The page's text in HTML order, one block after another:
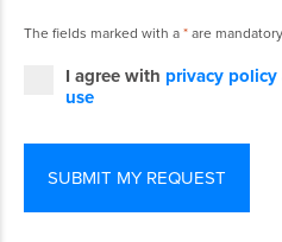
The fields marked with a * are mandatory
I agree with privacy
use